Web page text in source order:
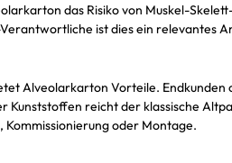
das Risiko von Muskel-
ist dies ein relevantes
Alveolarkarton Vorteile.
Kunststoffen reicht der klassische
oder Montage.